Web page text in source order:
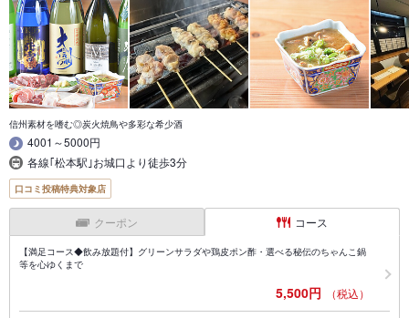
信州素材を嗜む◎炭火焼鳥や多彩な希少酒
4001～5000円
各線｢松本駅｣お城口より徒歩3分
口コミ投稿特典対象店
クーポン コース
【満足コース◆飲み放題付】グリーンサラダや鶏皮ポン酢・選べる秘伝のちゃんこ鍋
等を心ゆくまで
5,500円 （税込）